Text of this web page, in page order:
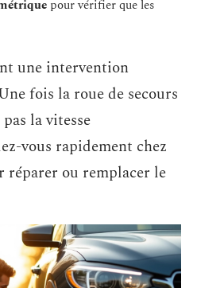
pour vérifier que les
une intervention
fois la roue de secours
la vitesse
vous rapidement chez
réparer ou remplacer le